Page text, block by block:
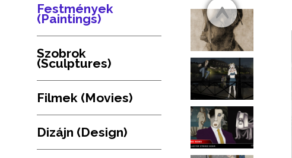
Festmények
(Paintings)
Szobrok
(Sculptures)
Filmek (Movies)
Dizájn (Design)